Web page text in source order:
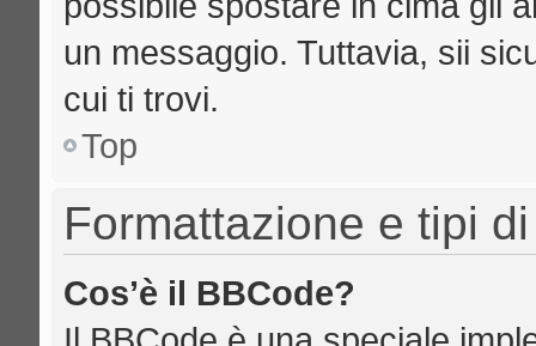
un messaggio. Tuttavia, sii
cui ti trovi.
Top
Formattazione e tipi
Cos’è il BBCode?